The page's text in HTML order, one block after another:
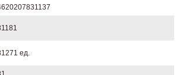
ед.